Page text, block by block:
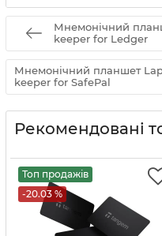
Мнемонічний
keeper for Ledger
Мнемонічний планшет
keeper for SafePal
Рекомендовані
Топ продажів
-20.03 %